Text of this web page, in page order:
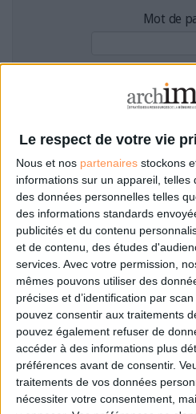
Le respect de votre vie
Nous et nos partenaires stockons
informations sur un appareil, telles
des données personnelles telles
des informations standards
publicités et du contenu
et de contenu, des études
services. Avec votre permission,
mêmes pouvons utiliser des
précises et d’identification par
pouvez consentir aux traitements
pouvez également refuser de
accéder à des informations plus
préférences avant de consentir.
traitements de vos données
nécessiter votre consentement,
LES LIVRES BLANCS
LES SUPPLÉMENTS
NOS OFFRES D'ABONNEMENTS
Mot de
Filtre anti-
Mot de passe
Pas encore
Je m'inscris pour
ou déposer